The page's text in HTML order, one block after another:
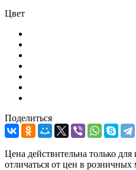
Цвет
Поделиться
Цена действительна только
отличаться от цен в розничных